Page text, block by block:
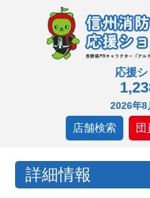
応援
2026年8
店舗検索 団
詳細情報